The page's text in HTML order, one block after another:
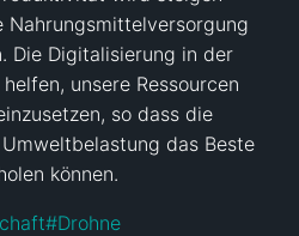
Nahrungsmittelversorgung
Die Digitalisierung in der
unsere Ressourcen
so dass die
das Beste
können.
#Drohne